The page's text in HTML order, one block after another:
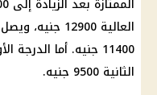
العالية 12900
الثانية 9500 جنيه.